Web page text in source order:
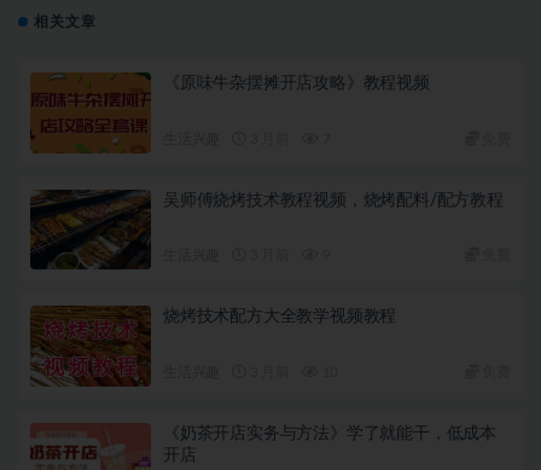
相关文章
《原味牛杂摆摊开店攻略》教程视频
吴师傅烧烤技术教程视频，烧烤配料/配方教程
烧烤技术配方大全教学视频教程
《奶茶开店实务与方法》学了就能干，低成本
开店